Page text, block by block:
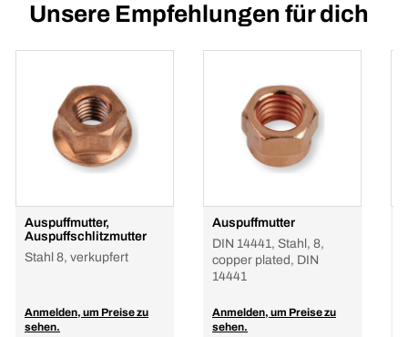
Unsere Empfehlungen für dich
Auspuffmutter,
Auspuffschlitzmutter
Stahl 8, verkupfert
Anmelden, um Preise zu
sehen.
Auspuffmutter
DIN 14441, Stahl, 8,
copper plated, DIN
14441
Anmelden, um Preise zu
sehen.